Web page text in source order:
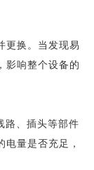
更换。当发现易
影响整个设备的
路、插头等部件
量是否充足，